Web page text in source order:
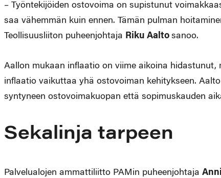
– Työntekijöiden ostovoima on supistunut
saa vähemmän kuin ennen. Tämän pulman
Teollisuusliiton puheenjohtaja Riku Aalto sanoo.
Aallon mukaan inflaatio on viime aikoina
inflaatio vaikuttaa yhä ostovoiman kehitykseen.
syntyneen ostovoimakuopan että sopimuskauden
Sekalinja tarpeen
Palvelualojen ammattiliitto PAMin puheenjohtaja